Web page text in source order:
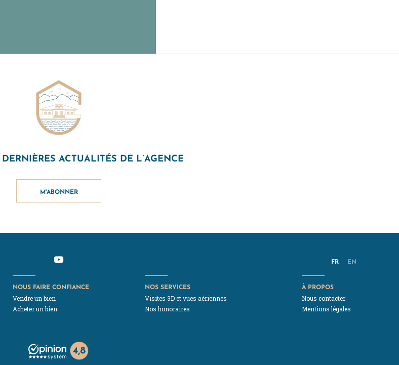
ACTUALITÉS DE L’AGENCE
M'ABONNER
FR EN
NOUS FAIRE CONFIANCE
Vendre un bien
Acheter un bien
NOS SERVICES
Visites 3D et vues aériennes
Nos honoraires
À PROPOS
Nous contacter
Mentions légales